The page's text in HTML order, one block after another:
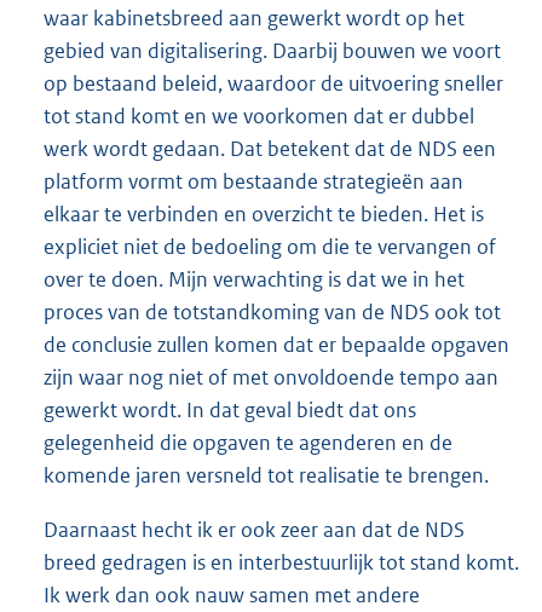
waar kabinetsbreed aan gewerkt wordt op het
gebied van digitalisering. Daarbij bouwen we voort
op bestaand beleid, waardoor de uitvoering sneller
tot stand komt en we voorkomen dat er dubbel
werk wordt gedaan. Dat betekent dat de NDS een
platform vormt om bestaande strategieën aan
elkaar te verbinden en overzicht te bieden. Het is
expliciet niet de bedoeling om die te vervangen of
over te doen. Mijn verwachting is dat we in het
proces van de totstandkoming van de NDS ook tot
de conclusie zullen komen dat er bepaalde opgaven
zijn waar nog niet of met onvoldoende tempo aan
gewerkt wordt. In dat geval biedt dat ons
gelegenheid die opgaven te agenderen en de
komende jaren versneld tot realisatie te brengen.
Daarnaast hecht ik er ook zeer aan dat de NDS
breed gedragen is en interbestuurlijk tot stand komt.
Ik werk dan ook nauw samen met andere